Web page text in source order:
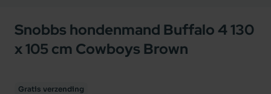
Snobbs hondenmand Buffalo 4 130
x 105 cm Cowboys Brown
Gratis verzending